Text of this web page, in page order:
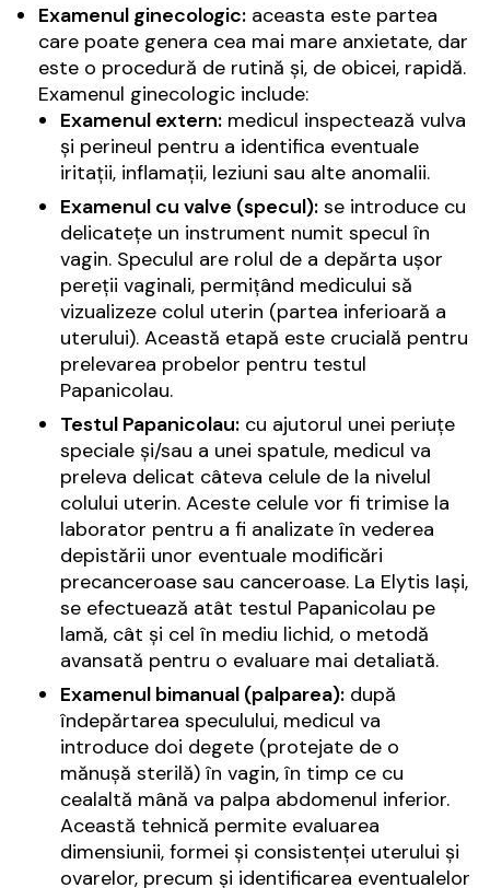
Examenul ginecologic: aceasta este partea
care poate genera cea mai mare anxietate, dar
este o procedură de rutină și, de obicei, rapidă.
Examenul ginecologic include:
Examenul extern: medicul inspectează vulva
și perineul pentru a identifica eventuale
iritații, inflamații, leziuni sau alte anomalii.
Examenul cu valve (specul): se introduce cu
delicatețe un instrument numit specul în
vagin. Speculul are rolul de a depărta ușor
pereții vaginali, permițând medicului să
vizualizeze colul uterin (partea inferioară a
uterului). Această etapă este crucială pentru
prelevarea probelor pentru testul
Papanicolau.
Testul Papanicolau: cu ajutorul unei periuțe
speciale și/sau a unei spatule, medicul va
preleva delicat câteva celule de la nivelul
colului uterin. Aceste celule vor fi trimise la
laborator pentru a fi analizate în vederea
depistării unor eventuale modificări
precanceroase sau canceroase. La Elytis Iași,
se efectuează atât testul Papanicolau pe
lamă, cât și cel în mediu lichid, o metodă
avansată pentru o evaluare mai detaliată.
Examenul bimanual (palparea): după
îndepărtarea speculului, medicul va
introduce doi degete (protejate de o
mănușă sterilă) în vagin, în timp ce cu
cealaltă mână va palpa abdomenul inferior.
Această tehnică permite evaluarea
dimensiunii, formei și consistenței uterului și
ovarelor, precum și identificarea eventualelor